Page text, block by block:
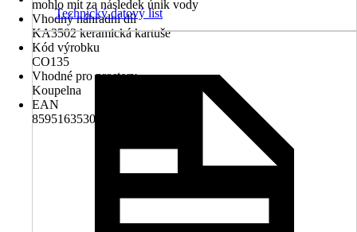
mohlo mít za následek únik vody
Vhodný náhradní díl
KA3502 keramická kartuše
Kód výrobku
CO135
Vhodné pro prostory
Koupelna
EAN
8595163530775
Technický datový list